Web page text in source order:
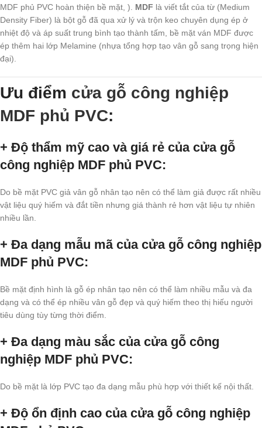
MDF phủ PVC hoàn thiện bề mặt, ). MDF là viết tắt của từ (Medium
Density Fiber) là bột gỗ đã qua xử lý và trộn keo chuyên dụng ép ở
nhiệt độ và áp suất trung bình tạo thành tấm, bề mặt ván MDF được
ép thêm hai lớp Melamine (nhựa tổng hợp tạo vân gỗ sang trọng hiện
đại).
Ưu điểm cửa gỗ công nghiệp
MDF phủ PVC:
+ Độ thẩm mỹ cao và giá rẻ của cửa gỗ
công nghiệp MDF phủ PVC:
Do bề mặt PVC giả vân gỗ nhân tạo nên có thể làm giả được rất nhiều
vật liệu quý hiếm và đắt tiền nhưng giá thành rẻ hơn vật liệu tự nhiên
nhiều lần.
+ Đa dạng mẫu mã của cửa gỗ công nghiệp
MDF phủ PVC:
Bề mặt định hình là gỗ ép nhân tạo nên có thể làm nhiều mẫu và đa
dạng và có thể ép nhiều vân gỗ đẹp và quý hiếm theo thị hiếu người
tiêu dùng tùy từng thời điểm.
+ Đa dạng màu sắc của cửa gỗ công
nghiệp MDF phủ PVC:
Do bề mặt là lớp PVC tạo đa dạng mẫu phù hợp với thiết kế nội thất.
+ Độ ổn định cao của cửa gỗ công nghiệp